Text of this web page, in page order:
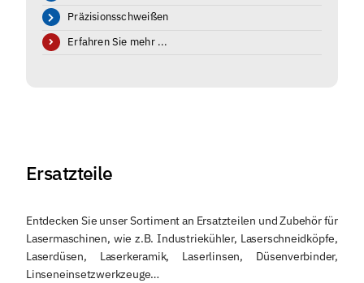
Präzisionsschweißen
Erfahren Sie mehr ...
Ersatzteile
Entdecken Sie unser Sortiment an Ersatzteilen und Zubehör für
Lasermaschinen, wie z.B. Industriekühler, Laserschneidköpfe,
Laserdüsen, Laserkeramik, Laserlinsen, Düsenverbinder,
Linseneinsetzwerkzeuge…